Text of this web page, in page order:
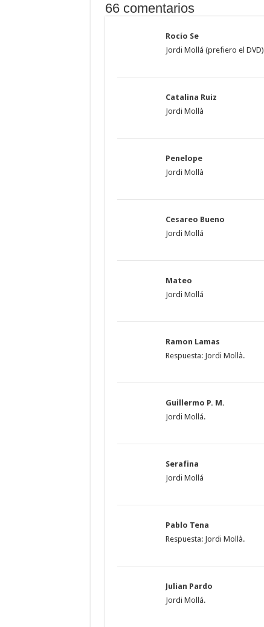
66 comentarios
Rocío Se
Jordi Mollá (prefiero el DVD)
Catalina Ruiz
Jordi Mollà
Penelope
Jordi Mollà
Cesareo Bueno
Jordi Mollá
Mateo
Jordi Mollá
Ramon Lamas
Respuesta: Jordi Mollà.
Guillermo P. M.
Jordi Mollá.
Serafina
Jordi Mollá
Pablo Tena
Respuesta: Jordi Mollà.
Julian Pardo
Jordi Mollá.